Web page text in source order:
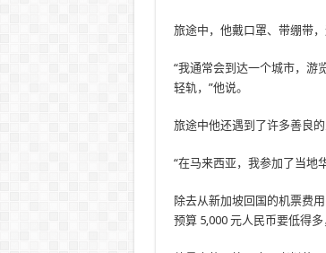
旅途中，他戴口罩、带绷带
“我通常会到达一个城市，游
轻轨，”他说。
旅途中他还遇到了许多善良
“在马来西亚，我参加了当地
除去从新加坡回国的机票费
预算 5,000 元人民币要低得多